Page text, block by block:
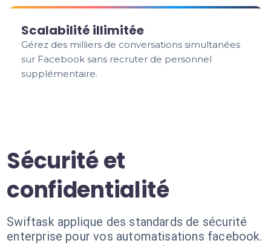
Scalabilité illimitée
Gérez des milliers de conversations simultanées
sur Facebook sans recruter de personnel
supplémentaire.
Sécurité et
confidentialité
Swiftask applique des standards de sécurité
enterprise pour vos automatisations facebook.